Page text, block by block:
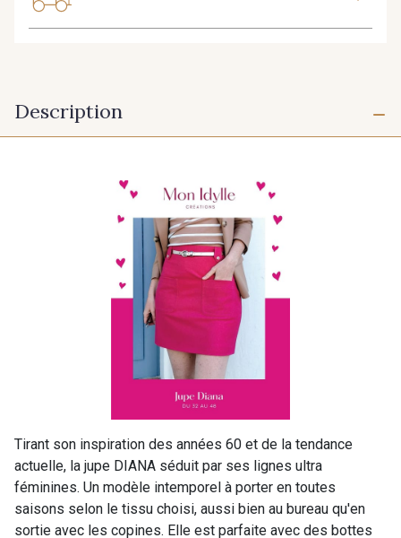
Description
Tirant son inspiration des années 60 et de la tendance
actuelle, la jupe DIANA séduit par ses lignes ultra
féminines. Un modèle intemporel à porter en toutes
saisons selon le tissu choisi, aussi bien au bureau qu'en
sortie avec les copines. Elle est parfaite avec des bottes